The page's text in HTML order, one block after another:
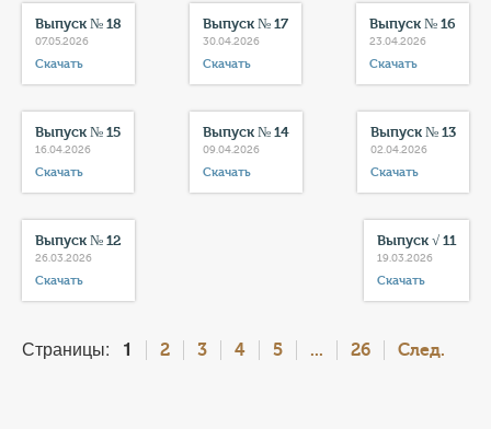
Выпуск № 18
07.05.2026
Скачать
Выпуск № 17
30.04.2026
Скачать
Выпуск № 16
23.04.2026
Скачать
Выпуск № 15
16.04.2026
Скачать
Выпуск № 14
09.04.2026
Скачать
Выпуск № 13
02.04.2026
Скачать
Выпуск № 12
26.03.2026
Скачать
Выпуск √ 11
19.03.2026
Скачать
Страницы: 1 2 3 4 5 ... 26 След.